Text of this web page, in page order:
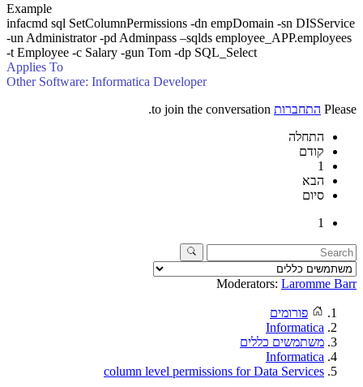
Example
infacmd sql SetColumnPermissions -dn empDomain -sn DISService
-un Administrator -pd Adminpass –sqlds employee_APP.employees
-t Employee -c Salary -gun Tom -dp SQL_Select
Applies To
Other Software: Informatica Developer
Please התחברות
התחלה
קודם
1
הבא
סיום
1
Moderators: Laromme Barr
פורומים
Informatica
משתמשים כללים
Informatica
column level permissions for Data Services